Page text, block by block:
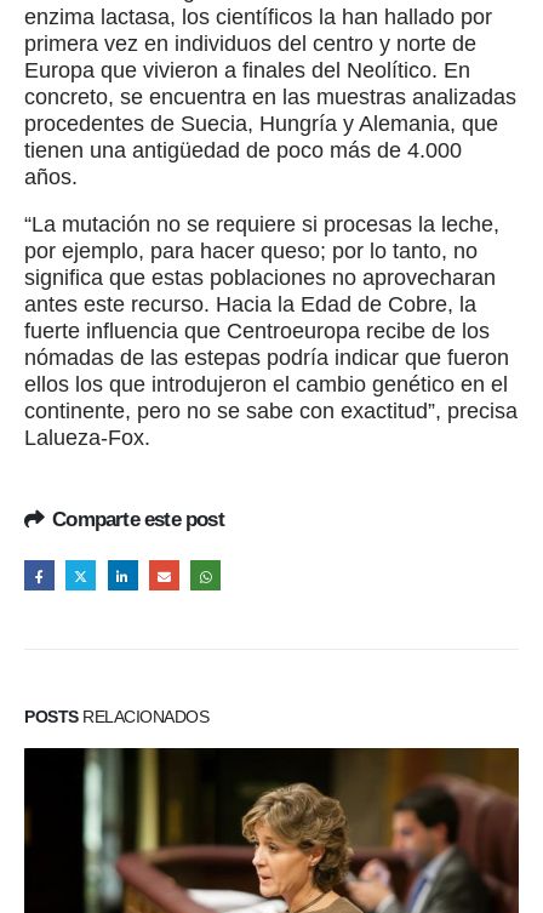
enzima lactasa, los científicos la han hallado por
primera vez en individuos del centro y norte de
Europa que vivieron a finales del Neolítico. En
concreto, se encuentra en las muestras analizadas
procedentes de Suecia, Hungría y Alemania, que
tienen una antigüedad de poco más de 4.000
años.
“La mutación no se requiere si procesas la leche,
por ejemplo, para hacer queso; por lo tanto, no
significa que estas poblaciones no aprovecharan
antes este recurso. Hacia la Edad de Cobre, la
fuerte influencia que Centroeuropa recibe de los
nómadas de las estepas podría indicar que fueron
ellos los que introdujeron el cambio genético en el
continente, pero no se sabe con exactitud”, precisa
Lalueza-Fox.
Comparte este post
POSTSRELACIONADOS